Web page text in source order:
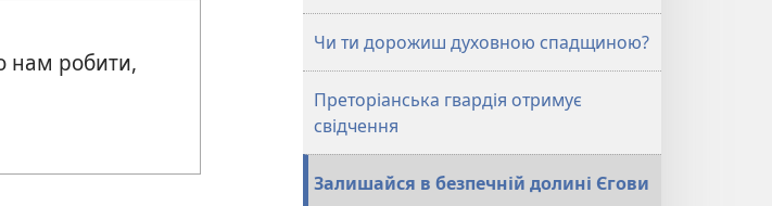
нам робити,
Чи ти дорожиш духовною спадщиною?
Преторіанська гвардія отримує
свідчення
Залишайся в безпечній долині Єгови